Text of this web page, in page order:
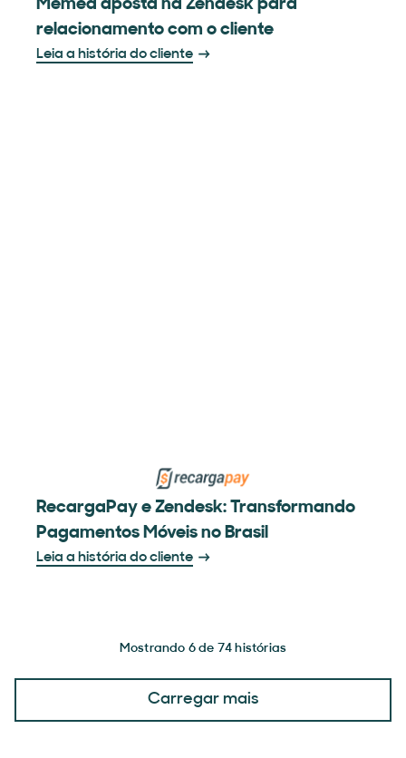
Memed aposta na Zendesk para
relacionamento com o cliente
Leia a história do cliente
RecargaPay e Zendesk: Transformando
Pagamentos Móveis no Brasil
Leia a história do cliente
Mostrando 6 de 74 histórias
Carregar mais